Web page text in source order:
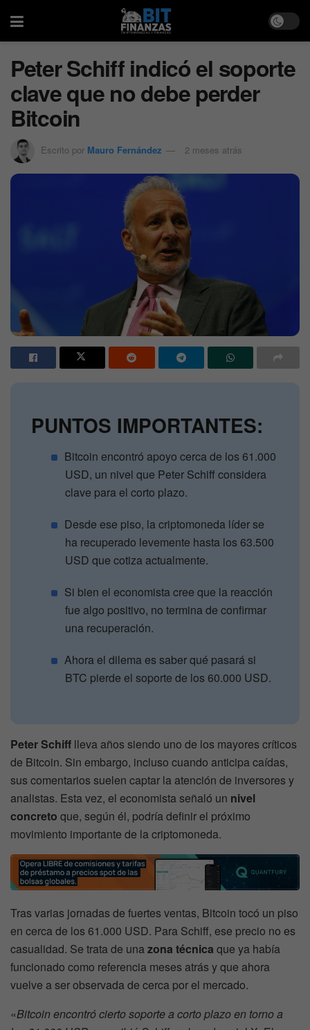
Peter Schiff indicó el soporte
clave que no debe perder
Bitcoin
Escrito por Mauro Fernández 2 meses atrás
PUNTOS IMPORTANTES:
Bitcoin encontró apoyo cerca de los 61.000
USD, un nivel que Peter Schiff considera
clave para el corto plazo.
Desde ese piso, la criptomoneda líder se
ha recuperado levemente hasta los 63.500
USD que cotiza actualmente.
Si bien el economista cree que la reacción
fue algo positivo, no termina de confirmar
una recuperación.
Ahora el dilema es saber qué pasará si
BTC pierde el soporte de los 60.000 USD.
Peter Schiff lleva años siendo uno de los mayores críticos
de Bitcoin. Sin embargo, incluso cuando anticipa caídas,
sus comentarios suelen captar la atención de inversores y
analistas. Esta vez, el economista señaló un nivel
concreto que, según él, podría definir el próximo
movimiento importante de la criptomoneda.
Tras varias jornadas de fuertes ventas, Bitcoin tocó un piso
en cerca de los 61.000 USD. Para Schiff, ese precio no es
casualidad. Se trata de unazona técnica que ya había
funcionado como referencia meses atrás y que ahora
vuelve a ser observada de cerca por el mercado.
«Bitcoin encontró cierto soporte a corto plazo en torno a